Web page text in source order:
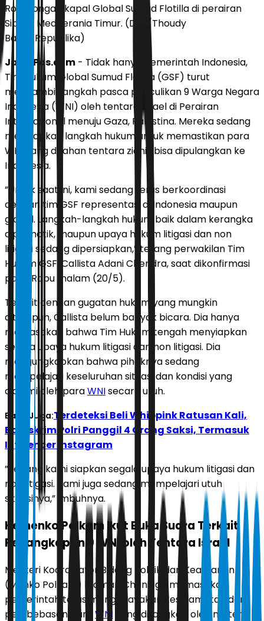
Rombongan kapal Global Sumud Flotilla di perairan
Siprus, Mediterania Timur. (Dok/Thoudy
Badai/Republika)
JawaPos.com - Tidak hanya pemerintah Indonesia,
Tim Hukum Global Sumud Flotilla (GSF) turut
mengambil langkah pasca penculikan 9 Warga Negara
Indonesia (WNI) oleh tentara Israel di Perairan
Internasional menuju Gaza, Palestina. Mereka sedang
menyiapkan langkah hukum untuk memastikan para
WNI yang ditahan tentara zionis bisa dipulangkan ke
Indonesia.
”Untuk saat ini, kami sedang terus berkoordinasi
dengan tim GSF representasi di Indonesia maupun
global. Langkah-langkah hukum baik dalam kerangka
diplomatik, maupun upaya hukum litigasi dan non
litigasi sedang dipersiapkan,” terang perwakilan Tim
Hukum GSF, Callista Adani Chendra, saat dikonfirmasi
pada Rabu malam (20/5).
Terkait dengan gugatan hukum yang mungkin
ditempuh, Callista belum banyak bicara. Dia hanya
memastikan bahwa Tim Hukum tengah menyiapkan
segala upaya hukum litigasi dan non litigasi. Dia
mengungkapkan bahwa pihaknya sedang
mempelajari keseluruhan situasi dan kondisi yang
dialami oleh paraWNIsecara utuh.
Baca Juga:Terdeteksi Beli Whippink Ratusan Kali,
Bareskrim Polri Panggil 4 Orang Saksi, Termasuk
Influencer Instagram
”Sedang kami siapkan segala upaya hukum litigasi dan
non litigasi. Kami juga sedang mempelajari utuh
situasinya,” imbuhnya.
Kemenko Polkam Ikut Buka Suara Terkait
Penangkapan 9 WNI oleh Tentara Israel
Menteri Koordinator Bidang Politik dan Keamanan
(Menko Polkam) Djamari Chaniago memastikan,
pemerintah terus mengupayakan keselamatan dan
pembebasan para WNI yang ditangkap oleh militer